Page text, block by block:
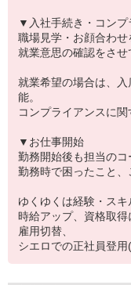
▼入社手続き・コンプ
職場見学・お顔合わせ
就業意思の確認をさせ
就業希望の場合は、
能。
コンプライアンスに
▼お仕事開始
勤務開始後も担当のコ
勤務時で困ったこと、
ゆくゆくは経験・ス
時給アップ、資格取
雇用切替、
シエロでの正社員登